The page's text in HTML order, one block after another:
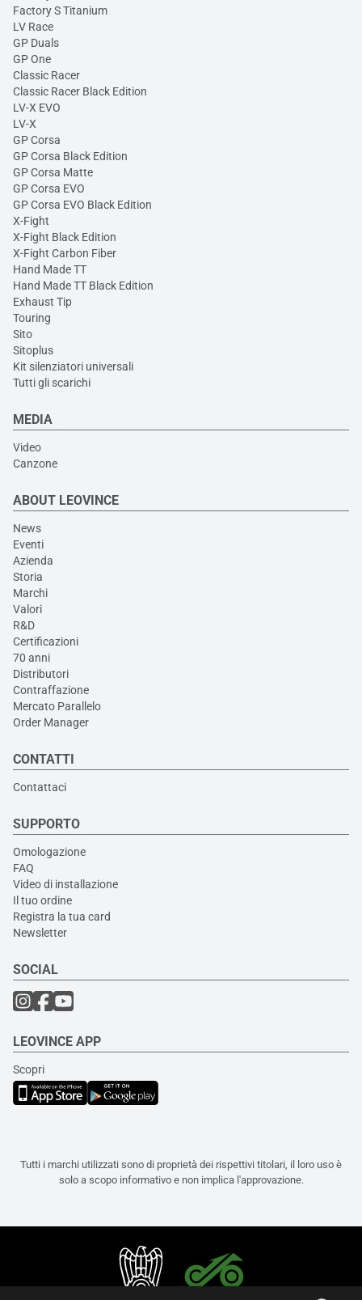
Factory S Titanium
LV Race
GP Duals
GP One
Classic Racer
Classic Racer Black Edition
LV-X EVO
LV-X
GP Corsa
GP Corsa Black Edition
GP Corsa Matte
GP Corsa EVO
GP Corsa EVO Black Edition
X-Fight
X-Fight Black Edition
X-Fight Carbon Fiber
Hand Made TT
Hand Made TT Black Edition
Exhaust Tip
Touring
Sito
Sitoplus
Kit silenziatori universali
Tutti gli scarichi
MEDIA
Video
Canzone
ABOUT LEOVINCE
News
Eventi
Azienda
Storia
Marchi
Valori
R&D
Certificazioni
70 anni
Distributori
Contraffazione
Mercato Parallelo
Order Manager
CONTATTI
Contattaci
SUPPORTO
Omologazione
FAQ
Video di installazione
Il tuo ordine
Registra la tua card
Newsletter
SOCIAL
LEOVINCE APP
Scopri
Tutti i marchi utilizzati sono di proprietà dei rispettivi titolari, il loro uso è
solo a scopo informativo e non implica l'approvazione.